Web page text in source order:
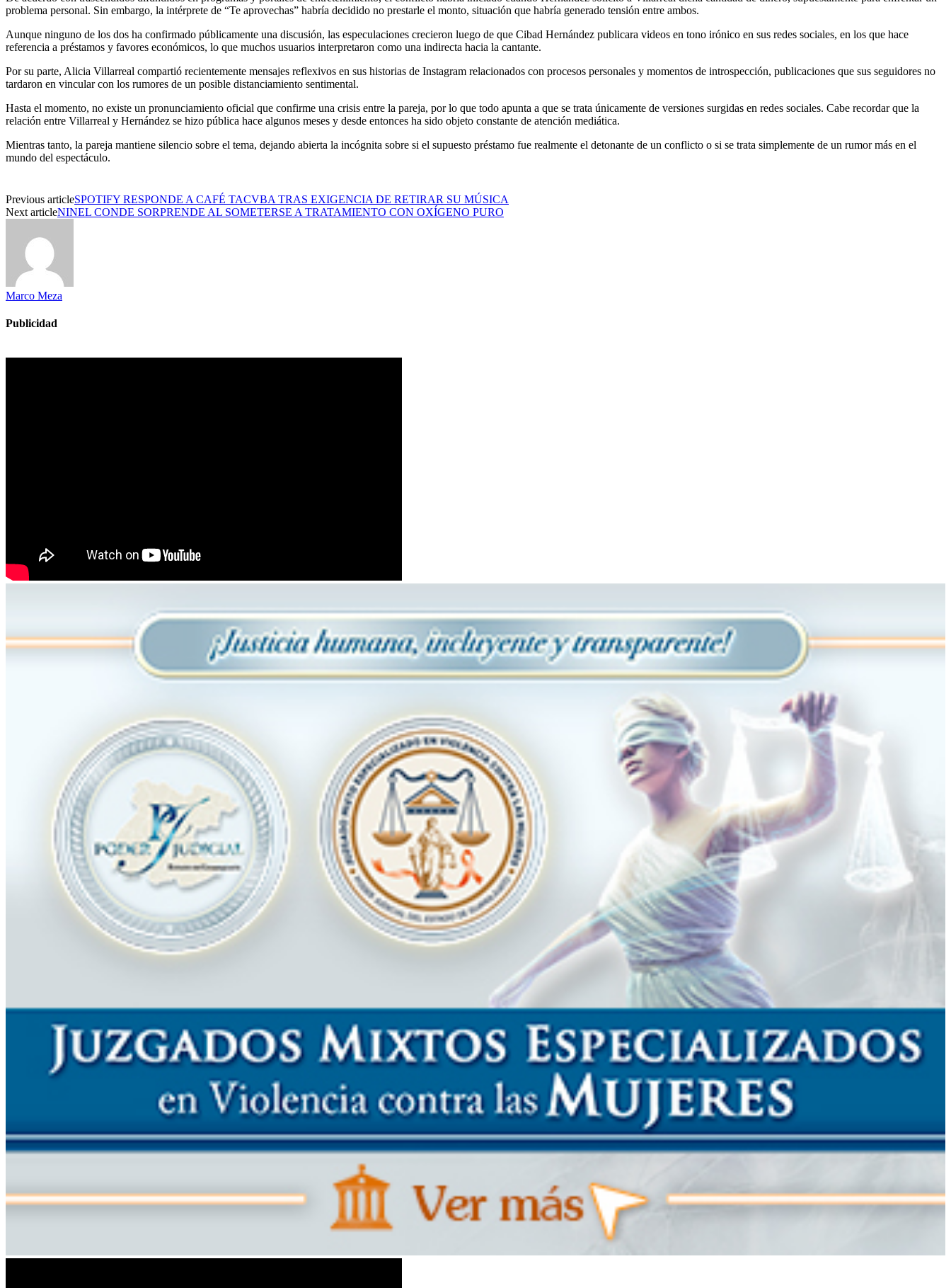
problema personal. Sin embargo, la intérprete de “Te aprovechas” habría decidido no prestarle el monto, situación que habría generado tensión entre ambos.
Aunque ninguno de los dos ha confirmado públicamente una discusión, las especulaciones crecieron luego de que Cibad Hernández publicara videos en tono irónico en sus redes sociales, en los que hace
referencia a préstamos y favores económicos, lo que muchos usuarios interpretaron como una indirecta hacia la cantante.
Por su parte, Alicia Villarreal compartió recientemente mensajes reflexivos en sus historias de Instagram relacionados con procesos personales y momentos de introspección, publicaciones que sus seguidores no
tardaron en vincular con los rumores de un posible distanciamiento sentimental.
Hasta el momento, no existe un pronunciamiento oficial que confirme una crisis entre la pareja, por lo que todo apunta a que se trata únicamente de versiones surgidas en redes sociales. Cabe recordar que la
relación entre Villarreal y Hernández se hizo pública hace algunos meses y desde entonces ha sido objeto constante de atención mediática.
Mientras tanto, la pareja mantiene silencio sobre el tema, dejando abierta la incógnita sobre si el supuesto préstamo fue realmente el detonante de un conflicto o si se trata simplemente de un rumor más en el
mundo del espectáculo.
Previous articleSPOTIFY RESPONDE A CAFÉ TACVBA TRAS EXIGENCIA DE RETIRAR SU MÚSICA
Next articleNINEL CONDE SORPRENDE AL SOMETERSE A TRATAMIENTO CON OXÍGENO PURO
Marco Meza
Publicidad